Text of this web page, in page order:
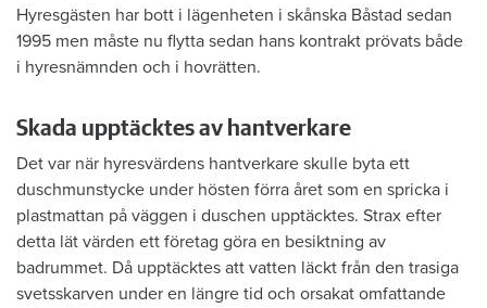
Hyresgästen har bott i lägenheten i skånska Båstad sedan
1995 men måste nu flytta sedan hans kontrakt prövats både
i hyresnämnden och i hovrätten.
Skada upptäcktes av hantverkare
Det var när hyresvärdens hantverkare skulle byta ett
duschmunstycke under hösten förra året som en spricka i
plastmattan på väggen i duschen upptäcktes. Strax efter
detta lät värden ett företag göra en besiktning av
badrummet. Då upptäcktes att vatten läckt från den trasiga
svetsskarven under en längre tid och orsakat omfattande